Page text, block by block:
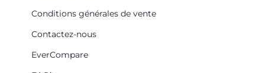
Conditions générales de vente
Contactez-nous
EverCompare